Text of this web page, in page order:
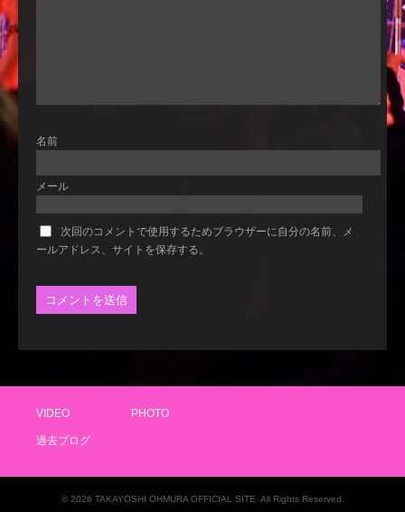
名前
メール
次回のコメントで使用するためブラウザーに自分の名前、メ
ールアドレス、サイトを保存する。
VIDEO PHOTO
過去ブログ
© 2026 TAKAYOSHI OHMURA OFFICIAL SITE. All Rights Reserved.